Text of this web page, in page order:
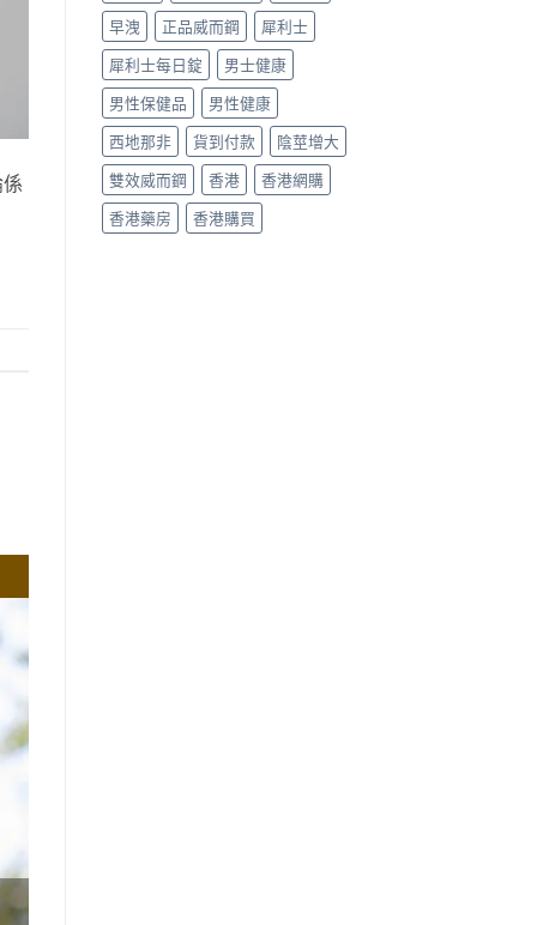
早洩
正品威而鋼
犀利士
犀利士每日錠
男士健康
男性保健品
男性健康
西地那非
貨到付款
陰莖增大
雙效威而鋼
香港
香港網購
香港藥房
香港購買